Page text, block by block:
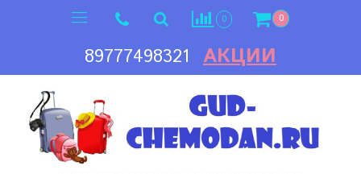
0 0
89777498321 АКЦИИ